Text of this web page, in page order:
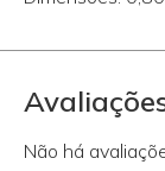
Não há